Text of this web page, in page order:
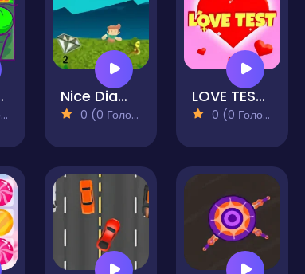
Nice Diamont
0 (0 Голосів)
LOVE TEST - Match Calculator
0 (0 Голосів)